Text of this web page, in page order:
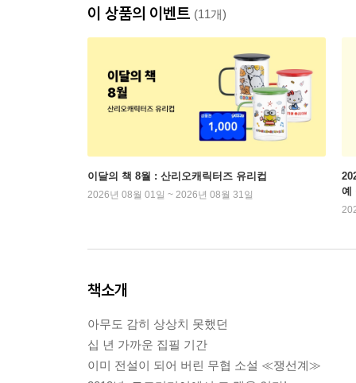
이 상품의 이벤트 (11개)
이달의 책 8월 : 산리오캐릭터즈 유리컵
2026년 08월 01일 ~ 2026년 08월 31일
예
책소개
아무도 감히 상상치 못했던
십 년 가까운 집필 기간
이미 전설이 되어 버린 무협 소설 ≪쟁선계≫